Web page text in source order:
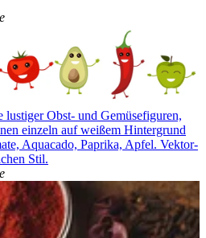
lustiger Obst- und Gemüsefiguren,
einzeln auf weißem Hintergrund
Aquacado, Paprika, Apfel. Vektor-
Stil.